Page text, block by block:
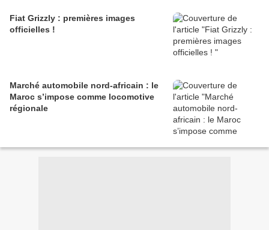
Fiat Grizzly : premières images
officielles !
Marché automobile nord-africain : le
Maroc s’impose comme locomotive
régionale